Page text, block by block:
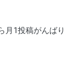
月1投稿がんばり